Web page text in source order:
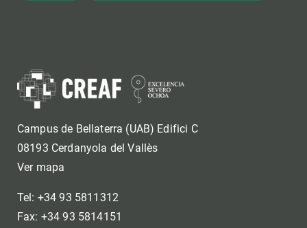
Campus de Bellaterra (UAB) Edifici C
08193 Cerdanyola del Vallès
Ver mapa
Tel: +34 93 5811312
Fax: +34 93 5814151